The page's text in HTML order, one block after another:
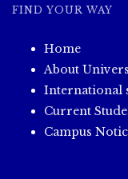
FIND YOUR WAY
Home
About
International
Current
Campus